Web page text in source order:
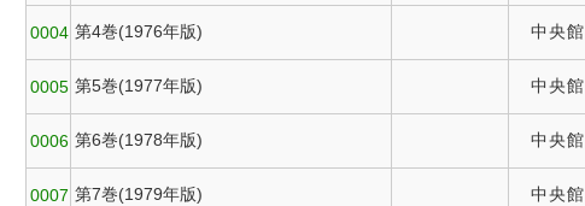
0004 第4巻(1976年版) 中央館
0005 第5巻(1977年版) 中央館
0006 第6巻(1978年版) 中央館
0007 第7巻(1979年版) 中央館